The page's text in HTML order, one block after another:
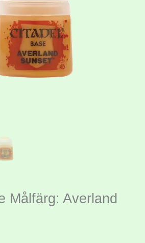
Målfärg: Averland